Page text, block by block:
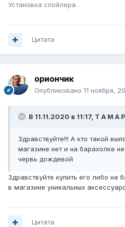
Установка спойлера.
Цитата
ориончик
Опубликовано 11 ноября,
В 11.11.2020 в 11:17, Т А М А
Здравствуйте!!! А кто такой
магазине нет и на барахолке
червь дождевой
Здравствуйте купить его либо на
в магазине уникальных
Цитата